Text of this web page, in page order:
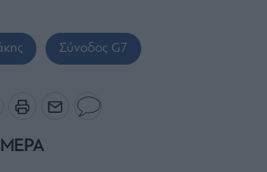
Σύνοδος G7